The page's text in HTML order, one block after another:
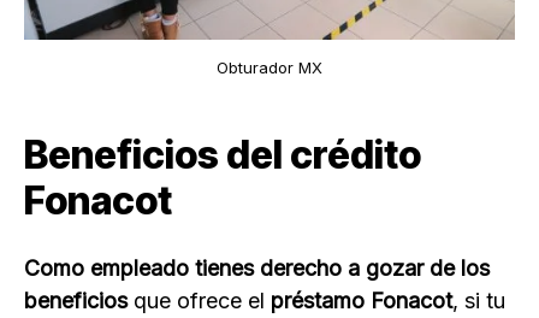
Obturador MX
Beneficios del crédito
Fonacot
Como empleado tienes derecho a gozar de los
beneficiosque ofrece el préstamo Fonacot, si tu